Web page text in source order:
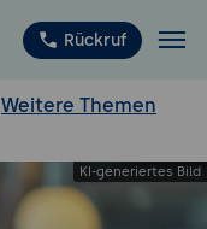
Rückruf
®
Weitere Themen